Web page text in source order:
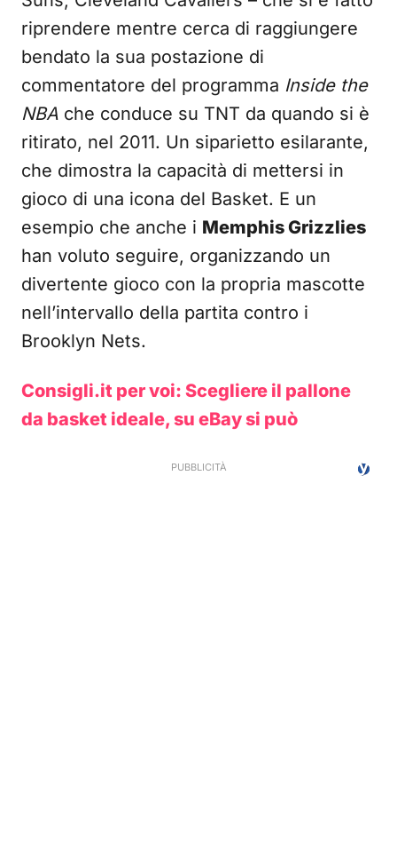
riprendere mentre cerca di raggiungere
bendato la sua postazione di
commentatore del programma Inside the
NBA che conduce su TNT da quando si è
ritirato, nel 2011. Un siparietto esilarante,
che dimostra la capacità di mettersi in
gioco di una icona del Basket. E un
esempio che anche i Memphis Grizzlies
han voluto seguire, organizzando un
divertente gioco con la propria mascotte
nell’intervallo della partita contro i
Brooklyn Nets.
Consigli.it per voi: Scegliere il pallone
da basket ideale, su eBay si può